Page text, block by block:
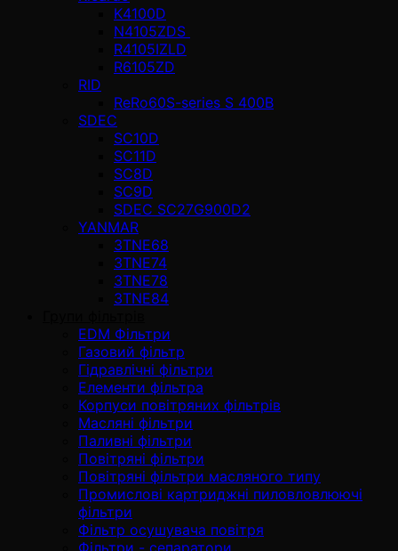
K4100D
N4105ZDS
R4105IZLD
R6105ZD
RID
ReRo60S-series S 400В
SDEC
SC10D
SC11D
SC8D
SC9D
SDEC SC27G900D2
YANMAR
3TNE68
3TNE74
3TNE78
3TNE84
EDM Фільтри
Газовий фільтр
Гідравлічні фільтри
Елементи фільтра
Корпуси повітряних фільтрів
Масляні фільтри
Паливні фільтри
Повітряні фільтри
Повітряні фільтри масляного типу
Промислові картриджні пиловловлюючі
фільтри
Фільтр осушувача повітря
Фільтри - сепаратори